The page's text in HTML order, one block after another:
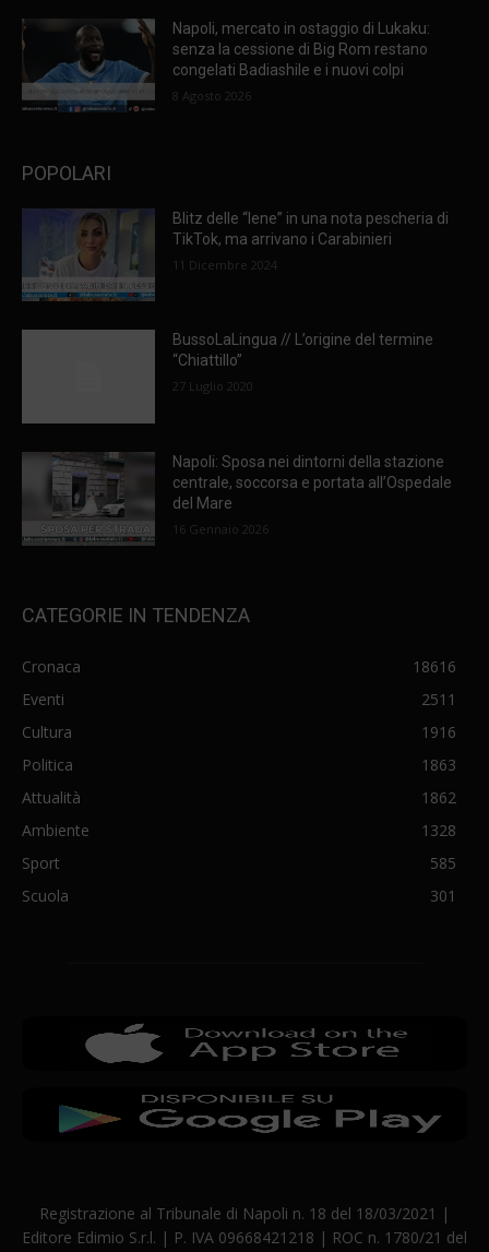
Napoli, mercato in ostaggio di Lukaku:
senza la cessione di Big Rom restano
congelati Badiashile e i nuovi colpi
8 Agosto 2026
POPOLARI
Blitz delle “Iene” in una nota pescheria di
TikTok, ma arrivano i Carabinieri
11 Dicembre 2024
BussoLaLingua // L’origine del termine
“Chiattillo”
27 Luglio 2020
Napoli: Sposa nei dintorni della stazione
centrale, soccorsa e portata all’Ospedale
del Mare
16 Gennaio 2026
CATEGORIE IN TENDENZA
Cronaca
18616
Eventi
2511
Cultura
1916
Politica
1863
Attualità
1862
Ambiente
1328
Sport
585
Scuola
301
Registrazione al Tribunale di Napoli n. 18 del 18/03/2021 |
Editore Edimio S.r.l. | P. IVA 09668421218 | ROC n. 1780/21 del